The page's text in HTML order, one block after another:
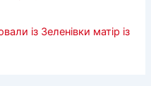
із Зеленівки матір із